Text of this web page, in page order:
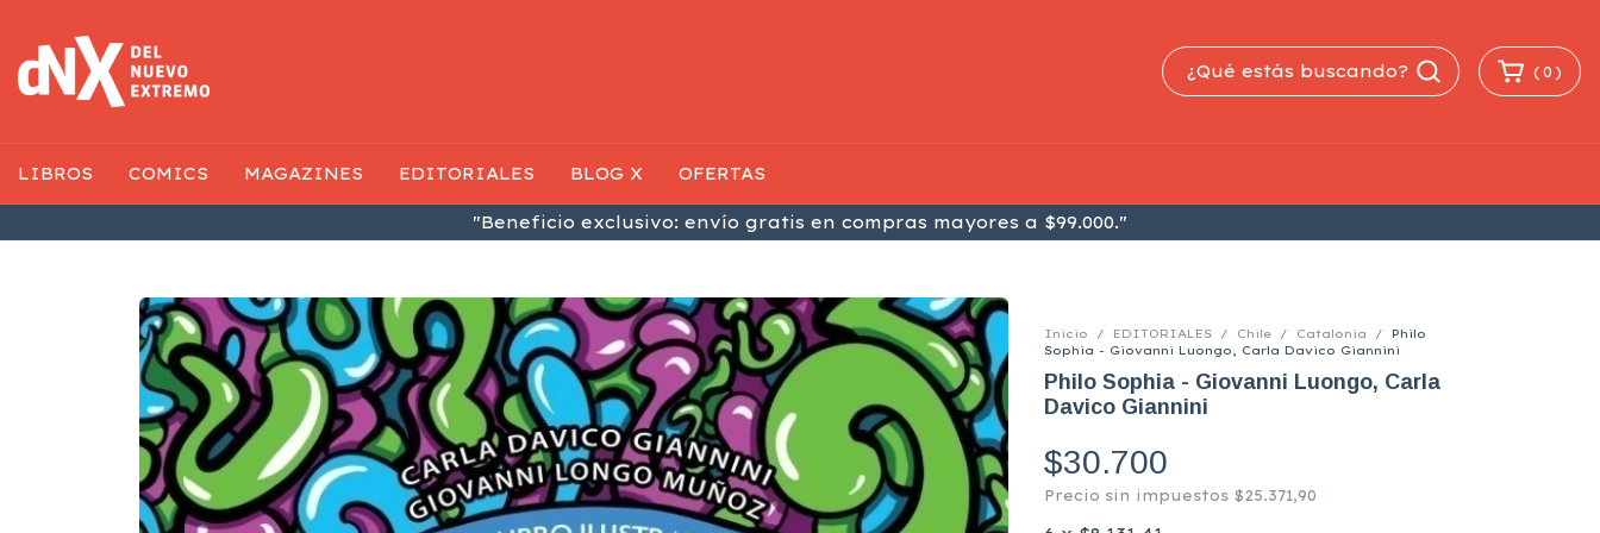
"Beneficio exclusivo: envío gratis en compras mayores a $99.000."
( 0 )
LIBROS COMICS MAGAZINES EDITORIALES BLOG X OFERTAS
Inicio / EDITORIALES / Chile / Catalonia /
Philo
Sophia - Giovanni Luongo, Carla Davico Giannini
Philo Sophia - Giovanni Luongo, Carla
Davico Giannini
$30.700
Precio sin impuestos $25.371,90